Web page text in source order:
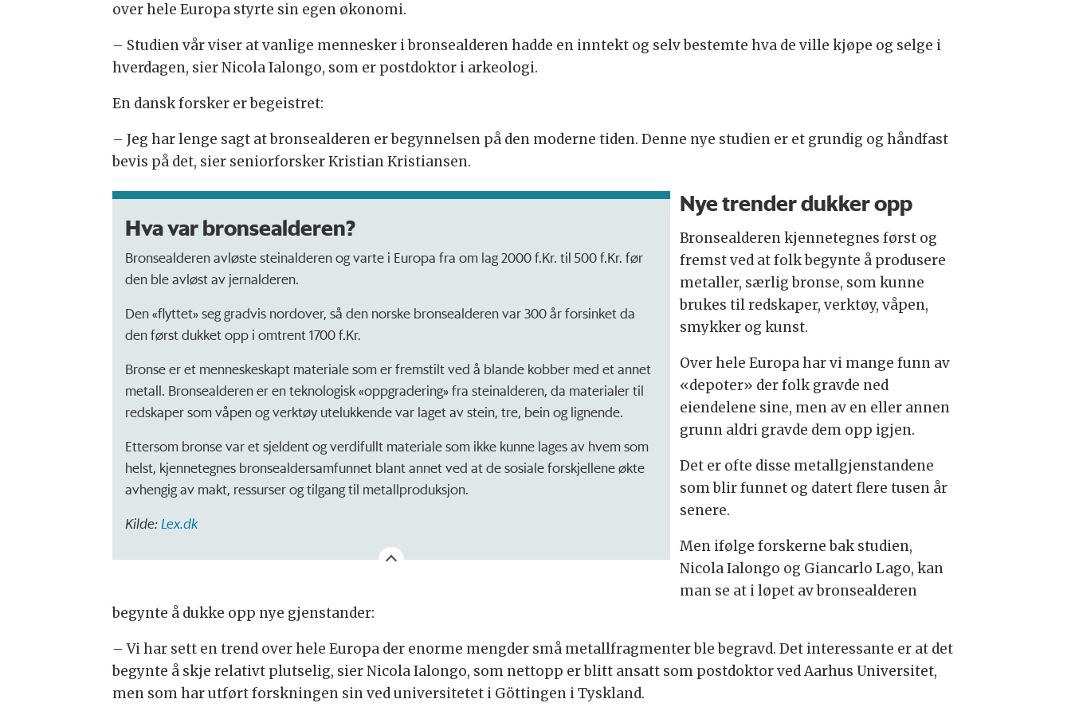
over hele Europa styrte sin egen økonomi.
– Studien vår viser at vanlige mennesker i bronsealderen hadde en inntekt og selv bestemte hva de ville kjøpe og selge i
hverdagen, sier Nicola Ialongo, som er postdoktor i arkeologi.
En dansk forsker er begeistret:
– Jeg har lenge sagt at bronsealderen er begynnelsen på den moderne tiden. Denne nye studien er et grundig og håndfast
bevis på det, sier seniorforsker Kristian Kristiansen.
Hva var bronsealderen?
Bronsealderen avløste steinalderen og varte i Europa fra om lag 2000 f.Kr. til 500 f.Kr. før
den ble avløst av jernalderen.
Den «flyttet» seg gradvis nordover, så den norske bronsealderen var 300 år forsinket da
den først dukket opp i omtrent 1700 f.Kr.
Bronse er et menneskeskapt materiale som er fremstilt ved å blande kobber med et annet
metall. Bronsealderen er en teknologisk «oppgradering» fra steinalderen, da materialer til
redskaper som våpen og verktøy utelukkende var laget av stein, tre, bein og lignende.
Ettersom bronse var et sjeldent og verdifullt materiale som ikke kunne lages av hvem som
helst, kjennetegnes bronsealdersamfunnet blant annet ved at de sosiale forskjellene økte
avhengig av makt, ressurser og tilgang til metallproduksjon.
Kilde: Lex.dk
Nye trender dukker opp
Bronsealderen kjennetegnes først og
fremst ved at folk begynte å produsere
metaller, særlig bronse, som kunne
brukes til redskaper, verktøy, våpen,
smykker og kunst.
Over hele Europa har vi mange funn av
«depoter» der folk gravde ned
eiendelene sine, men av en eller annen
grunn aldri gravde dem opp igjen.
Det er ofte disse metallgjenstandene
som blir funnet og datert flere tusen år
senere.
Men ifølge forskerne bak studien,
Nicola Ialongo og Giancarlo Lago, kan
man se at i løpet av bronsealderen
begynte å dukke opp nye gjenstander:
– Vi har sett en trend over hele Europa der enorme mengder små metallfragmenter ble begravd. Det interessante er at det
begynte å skje relativt plutselig, sier Nicola Ialongo, som nettopp er blitt ansatt som postdoktor ved Aarhus Universitet,
men som har utført forskningen sin ved universitetet i Göttingen i Tyskland.